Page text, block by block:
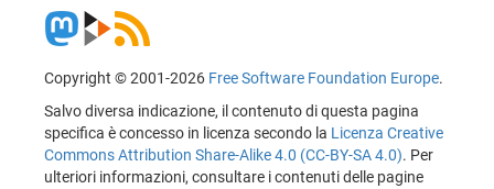
Copyright © 2001-2026 Free Software Foundation Europe.
Salvo diversa indicazione, il contenuto di questa pagina
specifica è concesso in licenza secondo la Licenza Creative
Commons Attribution Share-Alike 4.0 (CC-BY-SA 4.0). Per
ulteriori informazioni, consultare i contenuti delle pagine